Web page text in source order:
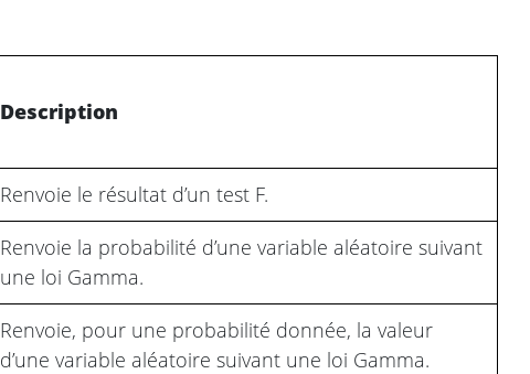
Description
Renvoie le résultat d’un test F.
Renvoie la probabilité d’une variable aléatoire suivant
une loi Gamma.
Renvoie, pour une probabilité donnée, la valeur
d’une variable aléatoire suivant une loi Gamma.